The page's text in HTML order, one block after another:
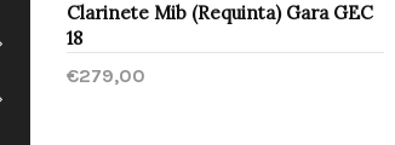
Clarinete Mib (Requinta) Gara GEC
18
€279,00